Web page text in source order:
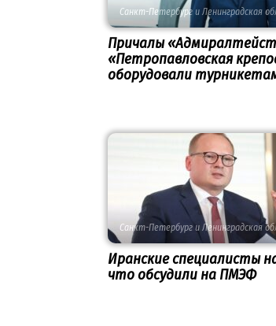
Санкт-Петербург и Ленинградская
Причалы
«Петропавловская
оборудовали
Санкт-Петербург и Ленинградская
Иранские специалисты
что обсудили на ПМЭФ